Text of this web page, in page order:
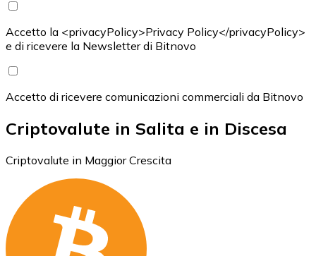
Accetto la <privacyPolicy>Privacy Policy</privacyPolicy>
e di ricevere la Newsletter di Bitnovo
Accetto di ricevere comunicazioni commerciali da Bitnovo
Criptovalute in Salita e in Discesa
Criptovalute in Maggior Crescita